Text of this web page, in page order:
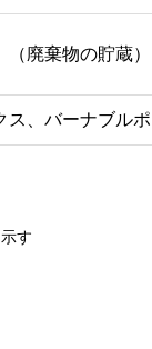
（廃棄物の貯蔵）
ス、バーナブル
す